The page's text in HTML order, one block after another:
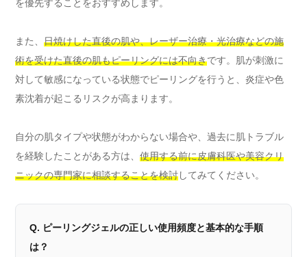
を優先することをおすすめします。
また、 日焼けした直後の肌や、レーザー治療・光治療などの施
術を受けた直後の肌もピーリングには不向きです。肌が刺激に
対して敏感になっている状態でピーリングを行うと、炎症や色
素沈着が起こるリスクが高まります。
自分の肌タイプや状態がわからない場合や、過去に肌トラブル
を経験したことがある方は、 使用する前に皮膚科医や美容クリ
ニックの専門家に相談することを検討してみてください。
Q. ピーリングジェルの正しい使用頻度と基本的な手順
は？